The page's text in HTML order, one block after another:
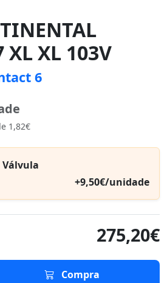
XL XL 103V
6
1,82€
+9,50€/unidade
275,20€
Compra